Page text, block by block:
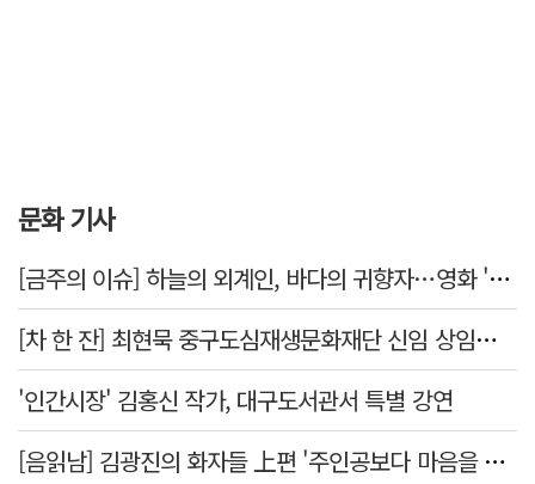
문화 기사
[금주의 이슈] 하늘의 외계인, 바다의 귀향자…영화 '호프'와 '오디세이'
[차 한 잔] 최현묵 중구도심재생문화재단 신임 상임이사 "서문시장·경상감영 등 지역 자원 활용…문화의 일상화"
'인간시장' 김홍신 작가, 대구도서관서 특별 강연
[음읽남] 김광진의 화자들 上편 '주인공보다 마음을 쓴 사람'